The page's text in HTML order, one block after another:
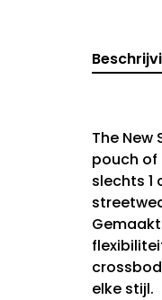
The New
pouch
slechts
elke stijl.